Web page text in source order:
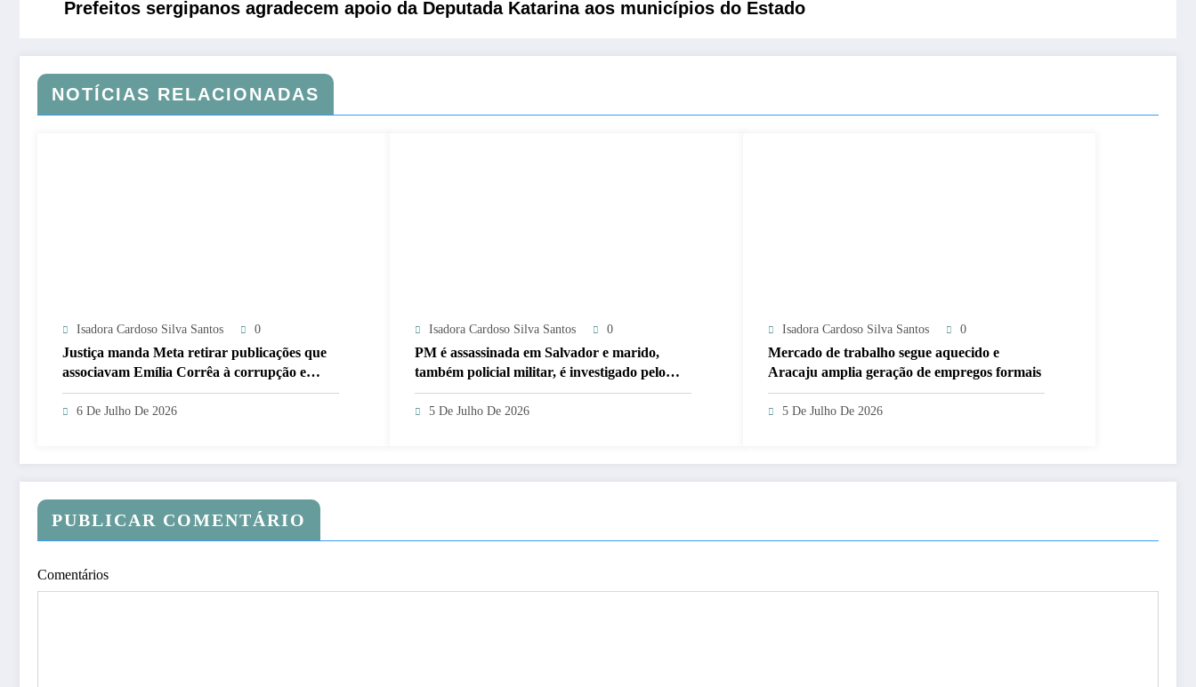
Prefeitos sergipanos agradecem apoio da Deputada Katarina aos municípios do Estado
NOTÍCIAS RELACIONADAS
Isadora Cardoso Silva Santos 0
Justiça manda Meta retirar publicações que
associavam Emília Corrêa à corrupção e
identificar responsáveis
6 De Julho De 2026
Isadora Cardoso Silva Santos 0
PM é assassinada em Salvador e marido,
também policial militar, é investigado pelo
crime
5 De Julho De 2026
Isadora Cardoso Silva Santos 0
Mercado de trabalho segue aquecido e
Aracaju amplia geração de empregos formais
5 De Julho De 2026
PUBLICAR COMENTÁRIO
Comentários